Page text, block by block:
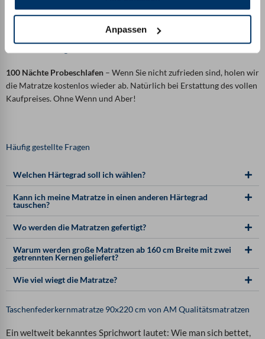
Anpassen
100 Nächte Probeschlafen – Wenn Sie nicht zufrieden sind, holen wir
die Matratze kostenlos wieder ab. Natürlich bei Erstattung des vollen
Kaufpreises. Ohne Wenn und Aber!
Häufig gestellte Fragen
Welchen Härtegrad soll ich wählen?
Kann ich meine Matratze in einen anderen Härtegrad
tauschen?
Wo werden die Matratzen gefertigt?
Warum werden große Matratzen ab 160 cm Breite mit zwei
getrennten Kernen geliefert?
Wie viel wiegt die Matratze?
Taschenfederkernmatratze 90x220 cm von AM Qualitätsmatratzen
Ein weltweit bekanntes Sprichwort lautet: Wie man sich bettet,